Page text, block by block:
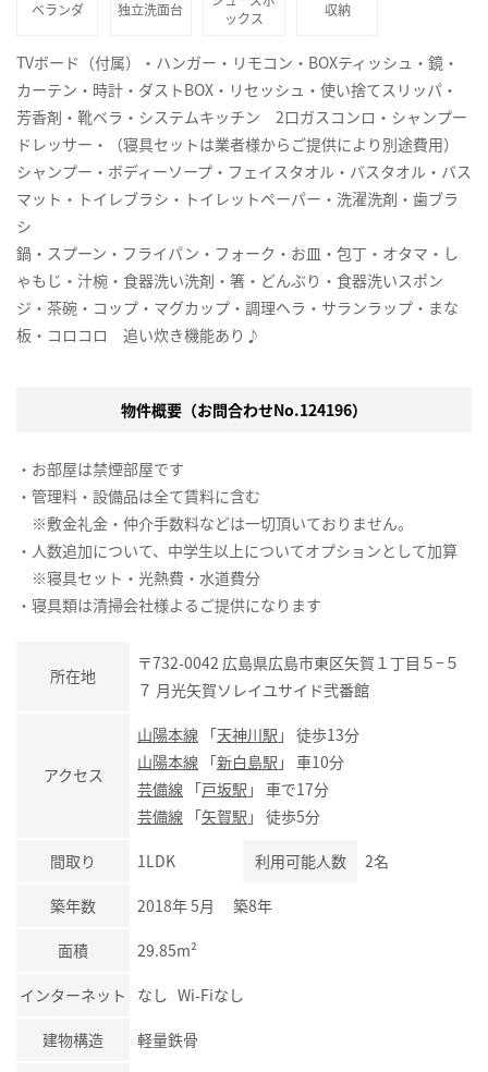
ベランダ 独立洗面台
ックス
収納
TVボード（付属）・ハンガー・リモコン・BOXティッシュ・鏡・
カーテン・時計・ダストBOX・リセッシュ・使い捨てスリッパ・
芳香剤・靴ベラ・システムキッチン 2口ガスコンロ・シャンプー
ドレッサー・（寝具セットは業者様からご提供により別途費用）
シャンプー・ボディーソープ・フェイスタオル・バスタオル・バス
マット・トイレブラシ・トイレットペーパー・洗濯洗剤・歯ブラ
シ
鍋・スプーン・フライパン・フォーク・お皿・包丁・オタマ・し
ゃもじ・汁椀・食器洗い洗剤・箸・どんぶり・食器洗いスポン
ジ・茶碗・コップ・マグカップ・調理ヘラ・サランラップ・まな
板・コロコロ 追い炊き機能あり♪
物件概要（お問合わせNo.124196）
・お部屋は禁煙部屋です
・管理料・設備品は全て賃料に含む
※敷金礼金・仲介手数料などは一切頂いておりません。
・人数追加について、中学生以上についてオプションとして加算
※寝具セット・光熱費・水道費分
・寝具類は清掃会社様よるご提供になります
所在地
〒732-0042 広島県広島市東区矢賀１丁目５−５
７ 月光矢賀ソレイユサイド弐番館
アクセス
山陽本線 「天神川駅 」 徒歩13分
山陽本線 「新白島駅 」 車10分
芸備線 「戸坂駅 」 車で17分
芸備線 「矢賀駅 」 徒歩5分
間取り 1LDK 利用可能人数 2名
築年数 2018年 5月 築8年
面積 29.85m²
インターネット なし Wi-Fiなし
建物構造 軽量鉄骨